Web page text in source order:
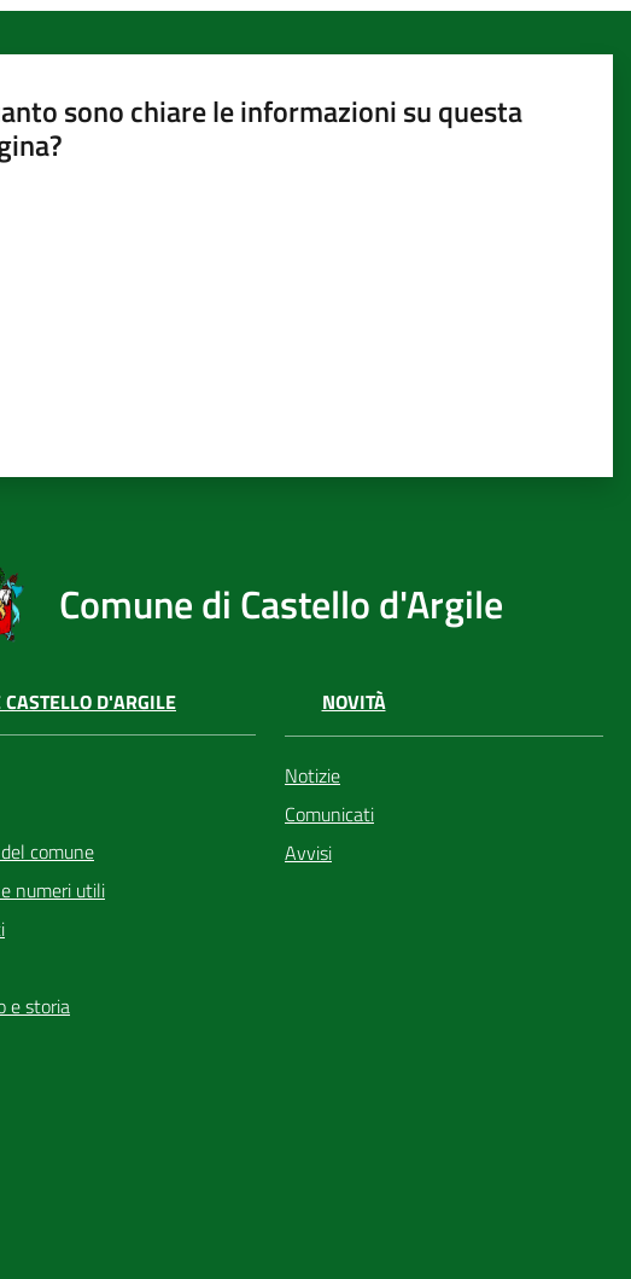
sono chiare le informazioni su questa
Comune di Castello d'Argile
D'ARGILE
comune
numeri utili
e storia
NOVITÀ
Notizie
Comunicati
Avvisi